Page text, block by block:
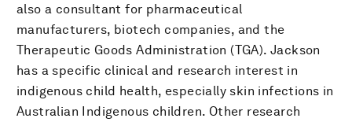
also a consultant for pharmaceutical
manufacturers, biotech companies, and the
Therapeutic Goods Administration (TGA). Jackson
has a specific clinical and research interest in
indigenous child health, especially skin infections in
Australian Indigenous children. Other research